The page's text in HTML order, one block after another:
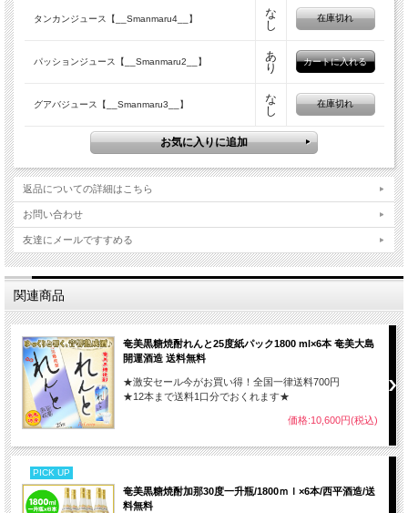
タンカンジュース【__Smanmaru4__】
な
し
在庫切れ
パッションジュース【__Smanmaru2__】
あ
り
グアバジュース【__Smanmaru3__】
な
し
在庫切れ
返品についての詳細はこちら
お問い合わせ
友達にメールですすめる
関連商品
奄美黒糖焼酎れんと25度紙パック1800 ml×6本 奄美大島
開運酒造 送料無料
★激安セール今がお買い得！全国一律送料700円
★12本まで送料1口分でおくれます★
価格:10,600円(税込)
PICK UP
奄美黒糖焼酎加那30度一升瓶/1800ｍｌ×6本/西平酒造/送
料無料